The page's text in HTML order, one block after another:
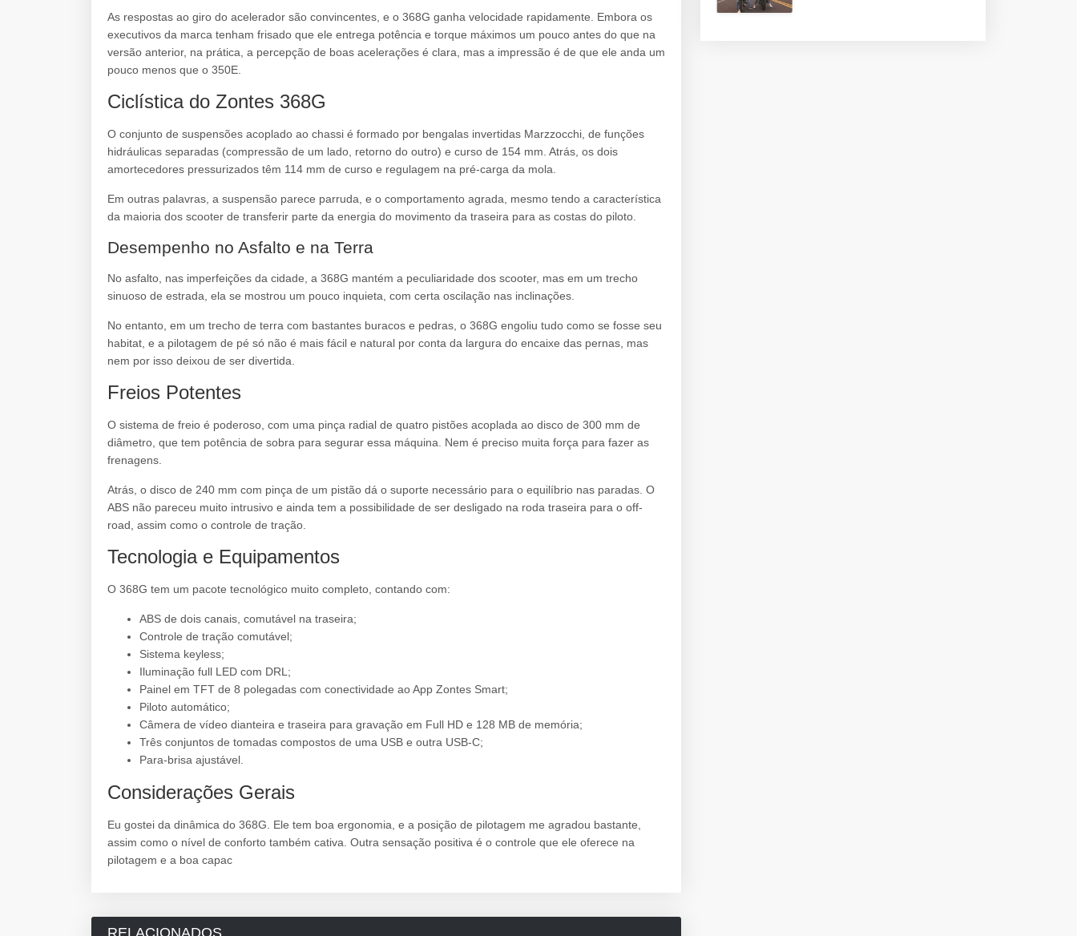
As respostas ao giro do acelerador são convincentes, e o 368G ganha velocidade rapidamente. Embora os
executivos da marca tenham frisado que ele entrega potência e torque máximos um pouco antes do que na
versão anterior, na prática, a percepção de boas acelerações é clara, mas a impressão é de que ele anda um
pouco menos que o 350E.
Ciclística do Zontes 368G
O conjunto de suspensões acoplado ao chassi é formado por bengalas invertidas Marzzocchi, de funções
hidráulicas separadas (compressão de um lado, retorno do outro) e curso de 154 mm. Atrás, os dois
amortecedores pressurizados têm 114 mm de curso e regulagem na pré-carga da mola.
Em outras palavras, a suspensão parece parruda, e o comportamento agrada, mesmo tendo a característica
da maioria dos scooter de transferir parte da energia do movimento da traseira para as costas do piloto.
Desempenho no Asfalto e na Terra
No asfalto, nas imperfeições da cidade, a 368G mantém a peculiaridade dos scooter, mas em um trecho
sinuoso de estrada, ela se mostrou um pouco inquieta, com certa oscilação nas inclinações.
No entanto, em um trecho de terra com bastantes buracos e pedras, o 368G engoliu tudo como se fosse seu
habitat, e a pilotagem de pé só não é mais fácil e natural por conta da largura do encaixe das pernas, mas
nem por isso deixou de ser divertida.
Freios Potentes
O sistema de freio é poderoso, com uma pinça radial de quatro pistões acoplada ao disco de 300 mm de
diâmetro, que tem potência de sobra para segurar essa máquina. Nem é preciso muita força para fazer as
frenagens.
Atrás, o disco de 240 mm com pinça de um pistão dá o suporte necessário para o equilíbrio nas paradas. O
ABS não pareceu muito intrusivo e ainda tem a possibilidade de ser desligado na roda traseira para o off-
road, assim como o controle de tração.
Tecnologia e Equipamentos
O 368G tem um pacote tecnológico muito completo, contando com:
ABS de dois canais, comutável na traseira;
Controle de tração comutável;
Sistema keyless;
Iluminação full LED com DRL;
Painel em TFT de 8 polegadas com conectividade ao App Zontes Smart;
Piloto automático;
Câmera de vídeo dianteira e traseira para gravação em Full HD e 128 MB de memória;
Três conjuntos de tomadas compostos de uma USB e outra USB-C;
Para-brisa ajustável.
Considerações Gerais
Eu gostei da dinâmica do 368G. Ele tem boa ergonomia, e a posição de pilotagem me agradou bastante,
assim como o nível de conforto também cativa. Outra sensação positiva é o controle que ele oferece na
pilotagem e a boa capac